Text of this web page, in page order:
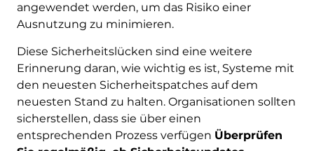
angewendet werden, um das Risiko einer
Ausnutzung zu minimieren.
Diese Sicherheitslücken sind eine weitere
Erinnerung daran, wie wichtig es ist, Systeme mit
den neuesten Sicherheitspatches auf dem
neuesten Stand zu halten. Organisationen sollten
sicherstellen, dass sie über einen
entsprechenden Prozess verfügen Überprüfen